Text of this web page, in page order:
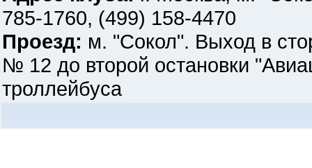
785-1760, (499) 158-4470
Проезд: м. "Сокол". Выход в
№ 12 до второй остановки
троллейбуса